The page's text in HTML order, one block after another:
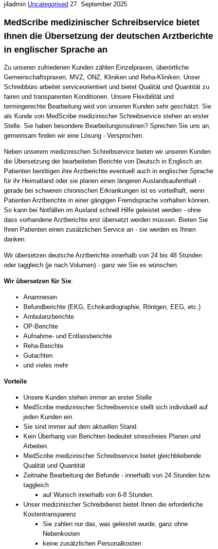
j4admin Uncategorised 27. September 2025
MedScribe medizinischer Schreibservice bietet
Ihnen die Übersetzung der deutschen Arztberichte
in englischer Sprache an
Zu unseren zufriedenen Kunden zählen Einzelpraxen, überörtliche
Gemeinschaftspraxen, MVZ, ONZ, Kliniken und Reha-Kliniken. Unser
Schreibbüro arbeitet serviceorientiert und bietet Qualität und Quantität zu
fairen und transparenten Konditionen. Unsere Flexibilität und
termingerechte Bearbeitung wird von unseren Kunden sehr geschätzt. Sie
als Kunde von MedScribe medizinischer Schreibservice stehen an erster
Stelle. Sie haben besondere Bearbeitungsroutinen? Sprechen Sie uns an,
gemeinsam finden wir eine Lösung - Versprochen.
Neben unserem medizinischen Schreibservice bieten wir unseren Kunden
die Übersetzung der bearbeiteten Berichte von Deutsch in Englisch an.
Patienten benötigen ihre Arztberichte eventuell auch in englischer Sprache
für ihr Heimatland oder sie planen einen längeren Auslandsaufenthalt -
gerade bei schweren chronischen Erkrankungen ist es vorteilhaft, wenn
Patienten Arztberichte in einer gängigen Fremdsprache vorhalten können.
So kann bei Notfällen im Ausland schnell Hilfe geleistet werden - ohne
dass vorhandene Arztberichte erst übersetzt werden müssen. Bieten Sie
Ihren Patienten einen zusätzlichen Service an - sie werden es Ihnen
danken.
Wir übersetzen deutsche Arztberichte innerhalb von 24 bis 48 Stunden
oder taggleich (je nach Volumen) - ganz wie Sie es wünschen.
Wir übersetzen für Sie:
Anamnesen
Befundberichte (EKG, Echokardiographie, Röntgen, EEG, etc.)
Ambulanzberichte
OP-Berichte
Aufnahme- und Entlassberichte
Reha-Berichte
Gutachten
und vieles mehr
Vorteile
Unsere Kunden stehen immer an erster Stelle
MedScribe medizinischer Schreibservice stellt sich individuell auf
jeden Kunden ein.
Sie sind immer auf dem aktuellen Stand.
Kein Überhang von Berichten bedeutet stressfreies Planen und
Arbeiten.
MedScribe medizinischer Schreibservice bietet gleichbleibende
Qualität und Quantität
Zeitnahe Bearbeitung der Befunde - innerhalb von 24 Stunden bzw.
taggleich
auf Wunsch innerhalb von 6-8 Stunden.
Unser medizinischer Schreibdienst bietet Ihnen die erforderliche
Kostentransparenz
Sie zahlen nur das, was geleistet wurde, ganz ohne
Nebenkosten
keine zusätzlichen Personalkosten